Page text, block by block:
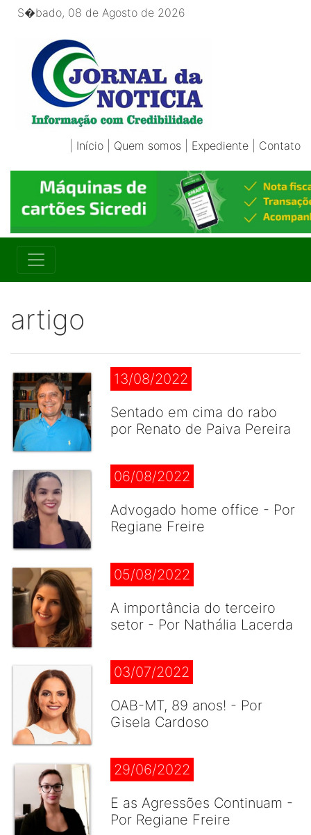
S�bado, 08 de Agosto de 2026
Início Quem somos Expediente Contato
artigo
13/08/2022
Sentado em cima do rabo
por Renato de Paiva Pereira
06/08/2022
Advogado home office - Por
Regiane Freire
05/08/2022
A importância do terceiro
setor - Por Nathália Lacerda
03/07/2022
OAB-MT, 89 anos! - Por
Gisela Cardoso
29/06/2022
E as Agressões Continuam -
Por Regiane Freire